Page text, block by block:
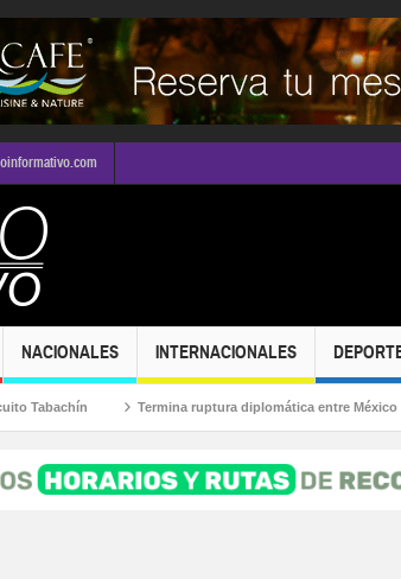
NACIONALES INTERNACIONALES
Termina ruptura diplomática entre México y